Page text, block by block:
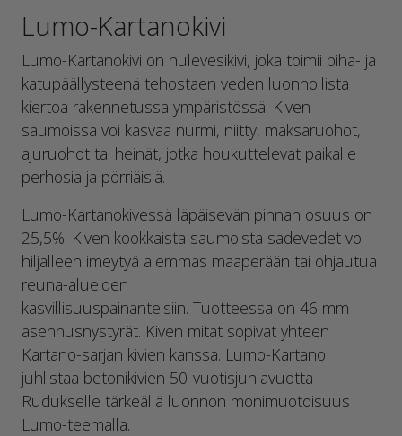
Lumo-Kartanokivi
Lumo-Kartanokivi on hulevesikivi, joka toimii piha- ja
katupäällysteenä tehostaen veden luonnollista
kiertoa rakennetussa ympäristössä. Kiven
saumoissa voi kasvaa nurmi, niitty, maksaruohot,
ajuruohot tai heinät, jotka houkuttelevat paikalle
perhosia ja pörriäisiä.
Lumo-Kartanokivessä läpäisevän pinnan osuus on
25,5%. Kiven kookkaista saumoista sadevedet voi
hiljalleen imeytyä alemmas maaperään tai ohjautua
reuna-alueiden
kasvillisuuspainanteisiin. Tuotteessa on 46 mm
asennusnystyrät. Kiven mitat sopivat yhteen
Kartano-sarjan kivien kanssa. Lumo-Kartano
juhlistaa betonikivien 50-vuotisjuhlavuotta
Rudukselle tärkeällä luonnon monimuotoisuus
Lumo-teemalla.